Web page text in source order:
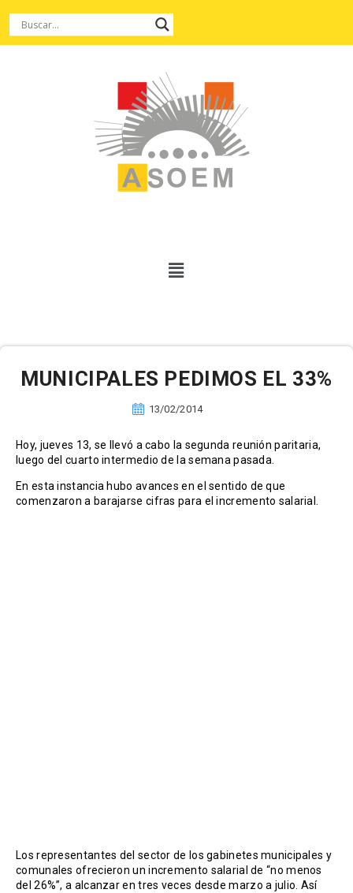
MUNICIPALES PEDIMOS EL 33%
13/02/2014
Hoy, jueves 13, se llevó a cabo la segunda reunión paritaria,
luego del cuarto intermedio de la semana pasada.
En esta instancia hubo avances en el sentido de que
comenzaron a barajarse cifras para el incremento salarial.
Los representantes del sector de los gabinetes municipales y
comunales ofrecieron un incremento salarial de “no menos
del 26%”, a alcanzar en tres veces desde marzo a julio. Así